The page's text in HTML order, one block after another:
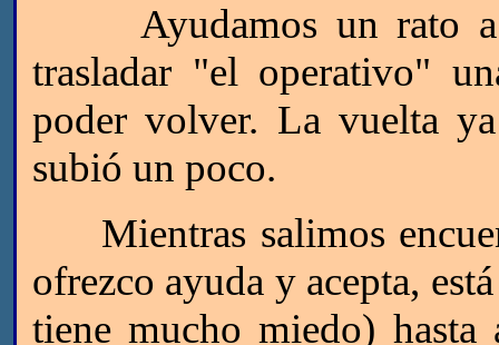
Ayudamos un rato a
trasladar "el operativo"
poder volver. La vuelta
subió un poco.
Mientras salimos
ofrezco ayuda y acepta,
tiene mucho miedo)